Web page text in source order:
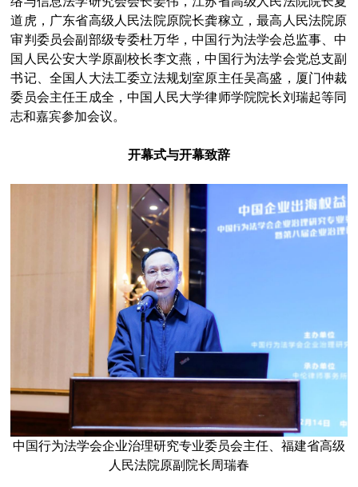
道虎，广东省高级人民法院原院长龚稼立，最高人民法院原
审判委员会副部级专委杜万华，中国行为法学会总监事、中
国人民公安大学原副校长李文燕，中国行为法学会党总支副
书记、全国人大法工委立法规划室原主任吴高盛，厦门仲裁
委员会主任王成全，中国人民大学律师学院院长刘瑞起等同
志和嘉宾参加会议。
开幕式与开幕致辞
中国行为法学会企业治理研究专业委员会主任、福建省高级
人民法院原副院长周瑞春